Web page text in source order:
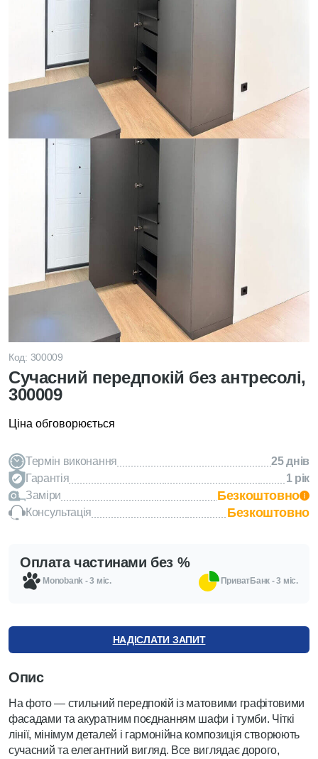
Код: 300009
Сучасний передпокій без антресолі,
300009
Ціна обговорюється
Термін виконання
25 днів
Гарантія
1 рік
Заміри
Безкоштовно
Консультація Безкоштовно
Оплата частинами без %
Monobank - 3 міс. ПриватБанк - 3 міс.
НАДІСЛАТИ ЗАПИТ
Опис
На фото — стильний передпокій із матовими графітовими
фасадами та акуратним поєднанням шафи і тумби. Чіткі
лінії, мінімум деталей і гармонійна композиція створюють
сучасний та елегантний вигляд. Все виглядає дорого,